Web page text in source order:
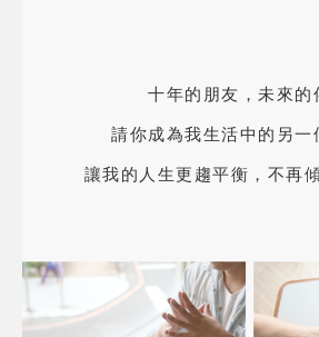
十年的朋友，未來的
請你成為我生活中的另一
讓我的人生更趨平衡，不再